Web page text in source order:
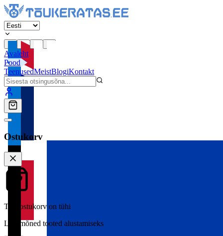
Avaleht
Pood
TeenusedMeistBlogiKontakt
Ostukorv
Teie ostukorv on tühi
Lisa mõned tooted alustamiseks